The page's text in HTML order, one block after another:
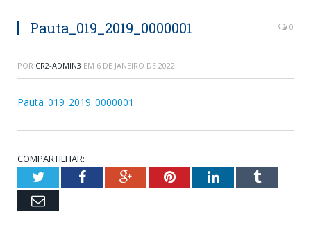
Pauta_019_2019_0000001 0
POR CR2-ADMIN3 EM 6 DE JANEIRO DE 2022
Pauta_019_2019_0000001
COMPARTILHAR:
TwitterFacebookGoogle+PinterestLinkedInTumblr
Email